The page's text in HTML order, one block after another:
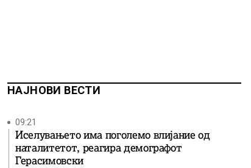
НАЈНОВИ ВЕСТИ
09:21
Иселувањето има поголемо влијание од
наталитетот, реагира демографот
Герасимовски